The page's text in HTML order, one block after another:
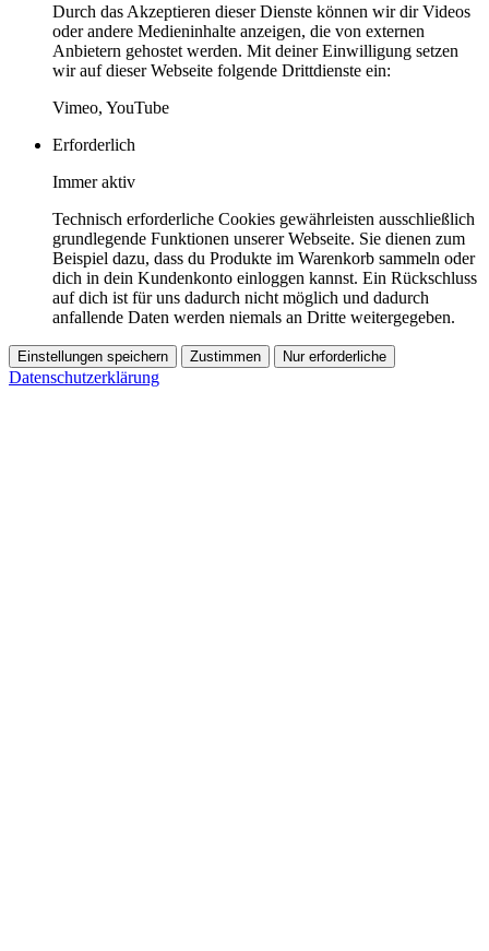
Durch das Akzeptieren dieser Dienste können wir dir Videos
oder andere Medieninhalte anzeigen, die von externen
Anbietern gehostet werden. Mit deiner Einwilligung setzen
wir auf dieser Webseite folgende Drittdienste ein:
Vimeo, YouTube
Erforderlich
Immer aktiv
Technisch erforderliche Cookies gewährleisten ausschließlich
grundlegende Funktionen unserer Webseite. Sie dienen zum
Beispiel dazu, dass du Produkte im Warenkorb sammeln oder
dich in dein Kundenkonto einloggen kannst. Ein Rückschluss
auf dich ist für uns dadurch nicht möglich und dadurch
anfallende Daten werden niemals an Dritte weitergegeben.
Einstellungen speichern Zustimmen Nur erforderliche
Datenschutzerklärung